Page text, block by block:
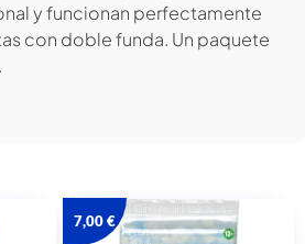
y funcionan perfectamente
con doble funda. Un paquete
7,00€